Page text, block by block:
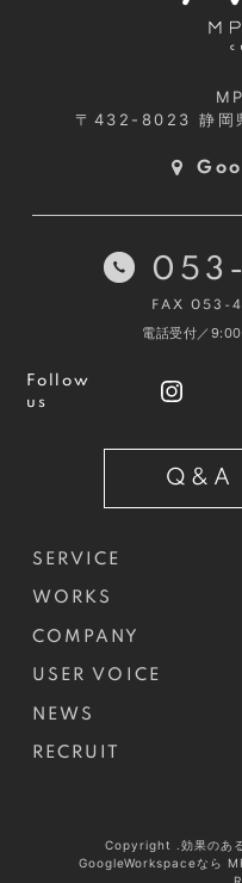
〒432-8023静岡
SERVICE
WORKS
COMPANY
USER VOICE
NEWS
RECRUIT
FAX 053-
電話受付／
Follow
us
Q&A
Copyright .効果のあ
GoogleWorkspaceなら